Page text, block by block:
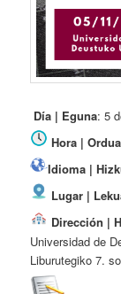
Día | Eguna: 5
Hora | Ordua
Idioma |
Lugar |
Dirección |
Universidad de
Liburutegiko 7.